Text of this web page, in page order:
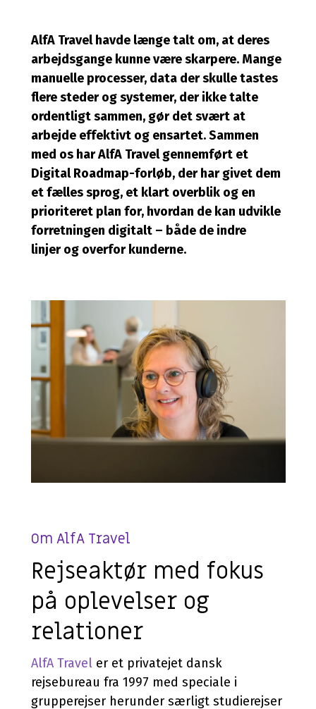
AlfA Travel havde længe talt om, at deres
arbejdsgange kunne være skarpere. Mange
manuelle processer, data der skulle tastes
flere steder og systemer, der ikke talte
ordentligt sammen, gør det svært at
arbejde effektivt og ensartet. Sammen
med os har AlfA Travel gennemført et
Digital Roadmap-forløb, der har givet dem
et fælles sprog, et klart overblik og en
prioriteret plan for, hvordan de kan udvikle
forretningen digitalt – både de indre
linjer og overfor kunderne.
Om AlfA Travel
Rejseaktør med fokus
på oplevelser og
relationer
AlfA Traveler et privatejet dansk
rejsebureau fra 1997 med speciale i
grupperejser herunder særligt studierejser